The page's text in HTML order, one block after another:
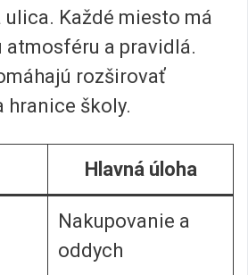
ulica. Každé miesto má
atmosféru a pravidlá.
rozširovať
hranice školy.
Hlavná úloha
Nakupovanie a
oddych